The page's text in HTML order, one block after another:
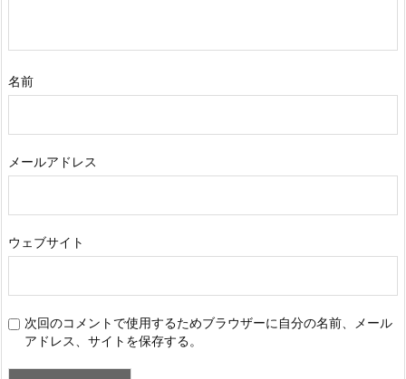
名前
メールアドレス
ウェブサイト
次回のコメントで使用するためブラウザーに自分の名前、メール
アドレス、サイトを保存する。